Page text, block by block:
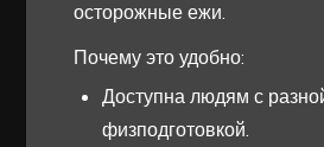
осторожные ежи.
Почему это удобно:
Доступна людям с
физподготовкой.